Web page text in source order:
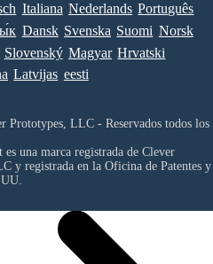
Italiana Nederlands Português
Dansk Svenska Suomi Norsk
Slovenský Magyar Hrvatski
Latvijas eesti
Prototypes, LLC - Reservados todos los
es una marca registrada de Clever
y registrada en la Oficina de Patentes y